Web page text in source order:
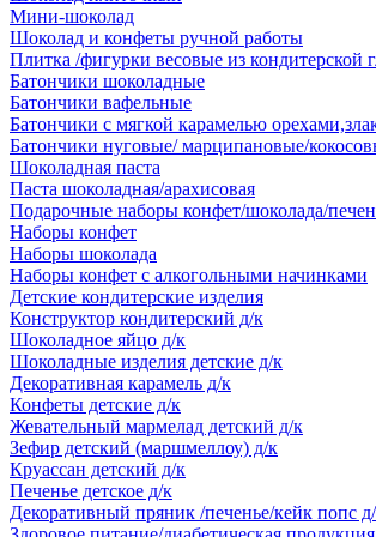
Мини-шоколад
Шоколад и конфеты ручной работы
Плитка /фигурки весовые из кондитерской
Батончики шоколадные
Батончики вафельные
Батончики с мягкой карамелью
Батончики нуговые/ марципановые/
Шоколадная паста
Паста шоколадная/арахисовая
Подарочные наборы конфет/шоколада/
Наборы конфет
Наборы шоколада
Наборы конфет с алкогольными начинками
Детские кондитерские изделия
Конструктор кондитерский д/к
Шоколадное яйцо д/к
Шоколадные изделия детские д/к
Декоративная карамель д/к
Конфеты детские д/к
Жевательный мармелад детский д/к
Зефир детский (маршмеллоу) д/к
Круассан детский д/к
Печенье детское д/к
Декоративный пряник /печенье/кейк попс